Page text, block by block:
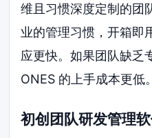
维且习惯深度定制的团
业的管理习惯，开箱即
应更快。如果团队缺乏
ONES 的上手成本更低。
初创团队研发管理